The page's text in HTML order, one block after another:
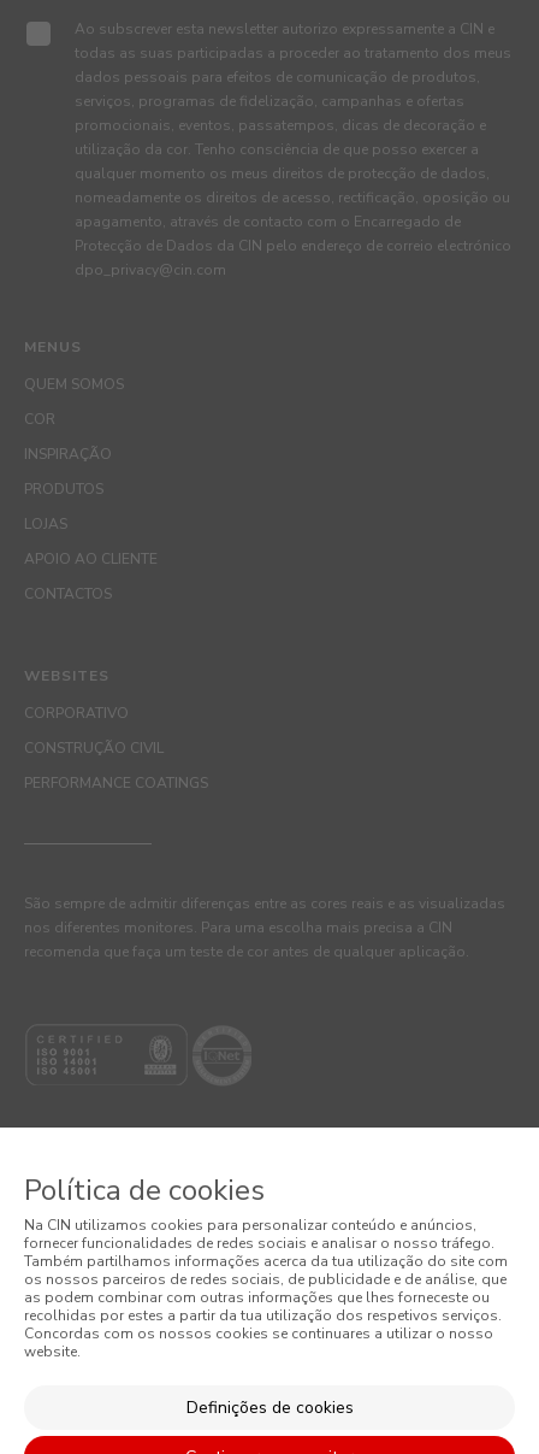
MENUS
QUEM SOMOS
COR
INSPIRAÇÃO
PRODUTOS
LOJAS
APOIO AO CLIENTE
CONTACTOS
Ao subscrever esta newsletter autorizo expressamente a CIN e
todas as suas participadas a proceder ao tratamento dos meus
dados pessoais para efeitos de comunicação de produtos,
serviços, programas de fidelização, campanhas e ofertas
promocionais, eventos, passatempos, dicas de decoração e
utilização da cor. Tenho consciência de que posso exercer a
qualquer momento os meus direitos de protecção de dados,
nomeadamente os direitos de acesso, rectificação, oposição ou
apagamento, através de contacto com o Encarregado de
Protecção de Dados da CIN pelo endereço de correio electrónico
dpo_privacy@cin.com
WEBSITES
CORPORATIVO
CONSTRUÇÃO CIVIL
PERFORMANCE COATINGS
São sempre de admitir diferenças entre as cores reais e as visualizadas
nos diferentes monitores. Para uma escolha mais precisa a CIN
recomenda que faça um teste de cor antes de qualquer aplicação.
Termos e Condições
Política de Privacidade
Política de Cookies
Condições Gerais de Venda
Política de cookies
Na CIN utilizamos cookies para personalizar conteúdo e anúncios,
fornecer funcionalidades de redes sociais e analisar o nosso tráfego.
Também partilhamos informações acerca da tua utilização do site com
os nossos parceiros de redes sociais, de publicidade e de análise, que
as podem combinar com outras informações que lhes forneceste ou
recolhidas por estes a partir da tua utilização dos respetivos serviços.
Concordas com os nossos cookies se continuares a utilizar o nosso
website.
Definições de cookies